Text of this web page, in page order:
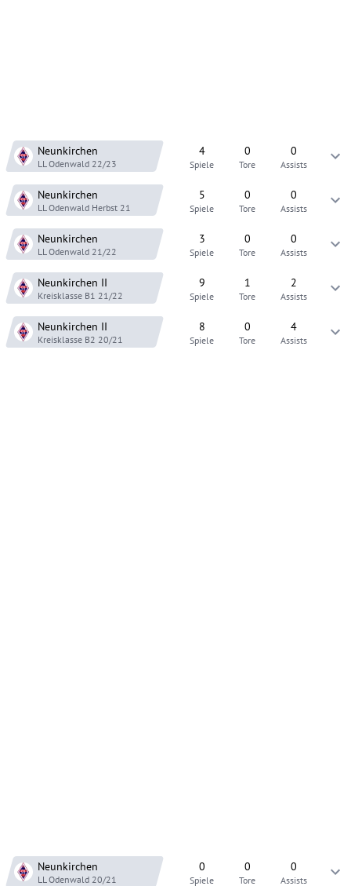
Neunkirchen
LL Odenwald 22/23
4
Spiele
0
Tore
0
Assists
Neunkirchen
LL Odenwald Herbst 21
5
Spiele
0
Tore
0
Assists
Neunkirchen
LL Odenwald 21/22
3
Spiele
0
Tore
0
Assists
Neunkirchen II
Kreisklasse B1 21/22
9
Spiele
1
Tore
2
Assists
Neunkirchen II
Kreisklasse B2 20/21
8
Spiele
0
Tore
4
Assists
Neunkirchen
LL Odenwald 20/21
0
Spiele
0
Tore
0
Assists